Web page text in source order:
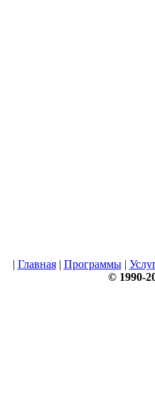
| Главная| Программы|
© 1990-